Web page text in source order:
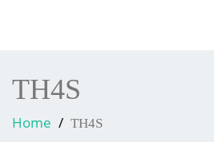
TH4S
Home TH4S